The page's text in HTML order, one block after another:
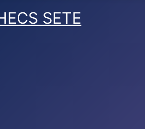
SETE